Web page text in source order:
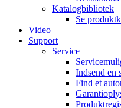
Katalogbibliotek
Se
Video
Support
Service
Indsend en
Find et